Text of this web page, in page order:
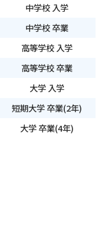
中学校 入学
中学校 卒業
高等学校 入学
高等学校 卒業
大学 入学
短期大学 卒業(2年)
大学 卒業(4年)